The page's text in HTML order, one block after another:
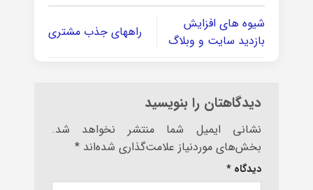
شیوه های افزایش
بازدید سایت و وبلاگ
راههای جذب مشتری
دیدگاهتان را بنویسید
نشانی ایمیل شما منتشر نخواهد شد.
بخش‌های موردنیاز علامت‌گذاری شده‌اند *
دیدگاه *